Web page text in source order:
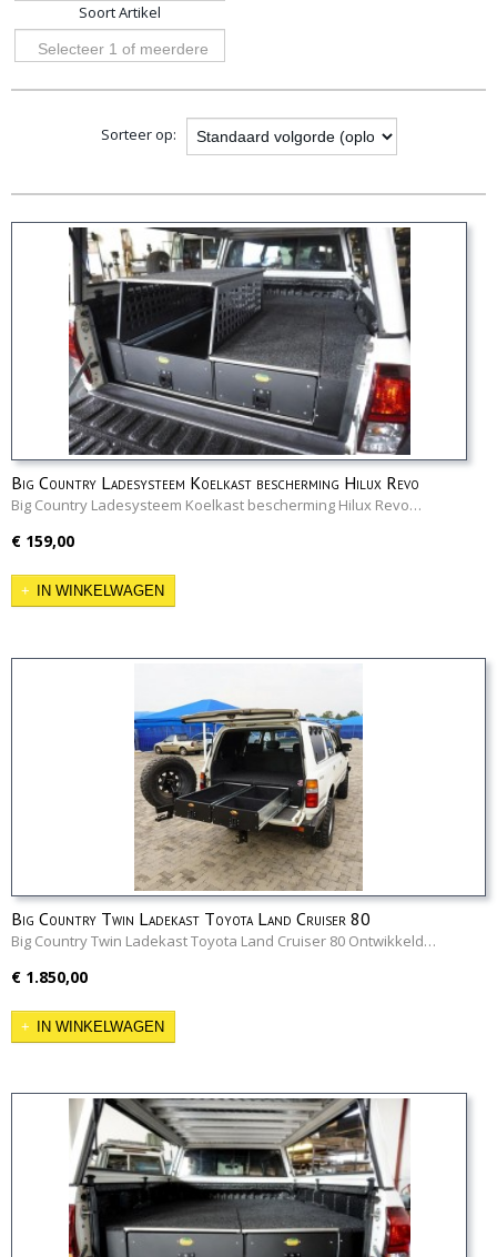
opties
Soort Artikel
Selecteer 1 of meerdere
Sorteer op:
Big Country Ladesysteem Koelkast bescherming Hilux Revo
Big Country Ladesysteem Koelkast bescherming Hilux Revo…
€ 159,00
IN WINKELWAGEN
Big Country Twin Ladekast Toyota Land Cruiser 80
Big Country Twin Ladekast Toyota Land Cruiser 80 Ontwikkeld…
€ 1.850,00
IN WINKELWAGEN